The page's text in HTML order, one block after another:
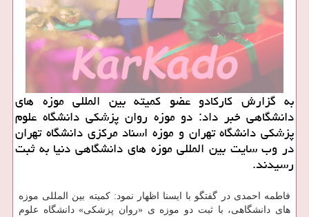
به گزارش كاركادو عضو كمیته بین المللی موزه های
دانشگاهی خبر داد: دو موزه روان پزشكی دانشگاه علوم
پزشكی دانشگاه تهران و موزه اسناد مركزی دانشگاه تهران
در وب سایت بین المللی موزه های دانشگاهی دنیا به ثبت
رسیدند.
فاطمه احمدی در گفتگو با ایسنا اظهار نمود: كمیته بین المللی موزه
های دانشگاهی، با ثبت دو موزه ی «روان پزشكی» دانشگاه علوم